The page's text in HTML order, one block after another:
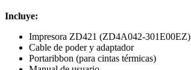
Incluye:
Impresora ZD421 (ZD4A042-301E00EZ)
Cable de poder y adaptador
Portaribbon (para cintas térmicas)